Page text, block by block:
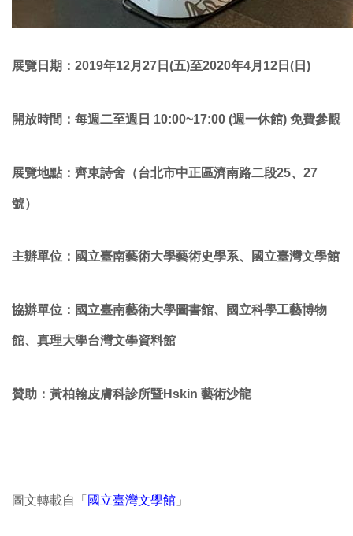
展覽日期：2019年12月27日(五)至2020年4月12日(日)
開放時間：每週二至週日 10:00~17:00 (週一休館) 免費參觀
展覽地點：齊東詩舍（台北市中正區濟南路二段25、27
號）
主辦單位：國立臺南藝術大學藝術史學系、國立臺灣文學館
協辦單位：國立臺南藝術大學圖書館、國立科學工藝博物
館、真理大學台灣文學資料館
贊助：黃柏翰皮膚科診所暨Hskin 藝術沙龍
圖文轉載自「 國立臺灣文學館 」